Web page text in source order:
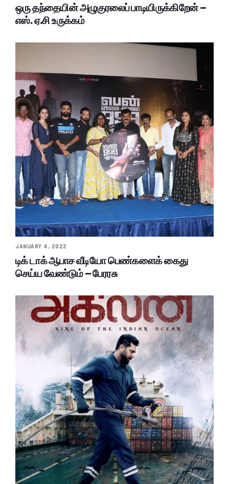
ஒரு தந்தையின் அழுகுரலைப் பாடியிருக்கிறேன் –
எஸ். ஏ.சி உருக்கம்
JANUARY 4, 2022
டிக் டாக் ஆபாச வீடியோ பெண்களைக் கைது
செய்ய வேண்டும் – பேரரசு